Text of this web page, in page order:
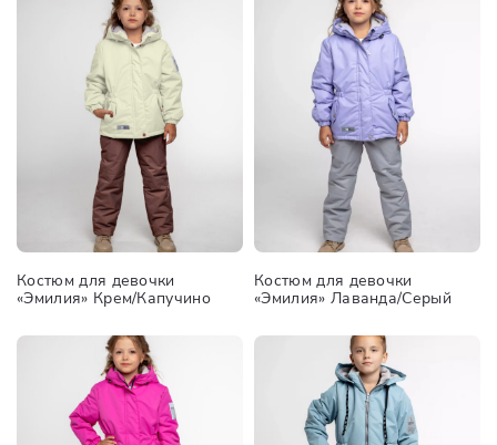
Костюм для девочки
«Эмилия» Крем/Капучино
Костюм для девочки
«Эмилия» Лаванда/Серый